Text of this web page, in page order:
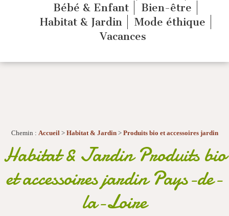
Bébé & Enfant
Bien-être
Habitat & Jardin
Mode éthique
Vacances
Chemin : Accueil> Habitat & Jardin> Produits bio et accessoires jardin
Habitat & Jardin Produits bio
et accessoires jardin Pays-de-
la-Loire